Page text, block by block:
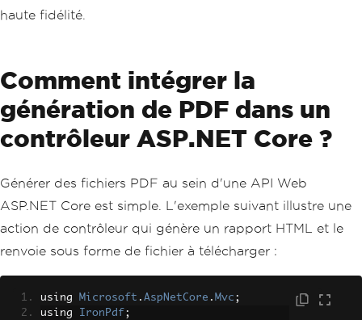
haute fidélité.
Comment intégrer la
génération de PDF dans un
contrôleur ASP.NET Core ?
Générer des fichiers PDF au sein d'une API Web
ASP.NET Core est simple. L'exemple suivant illustre une
action de contrôleur qui génère un rapport HTML et le
renvoie sous forme de fichier à télécharger :
using Microsoft . AspNetCore . Mvc ;
using IronPdf ;